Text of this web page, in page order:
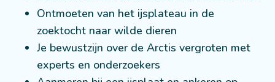
Ontmoeten van het ijsplateau in de
zoektocht naar wilde dieren
Je bewustzijn over de Arctis vergroten met
experts en onderzoekers